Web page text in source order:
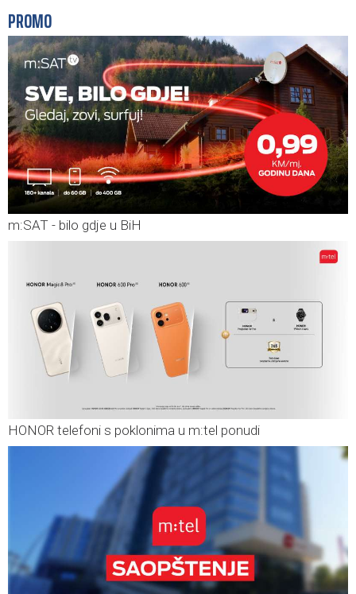
PROMO
m:SAT - bilo gdje u BiH
HONOR telefoni s poklonima u m:tel ponudi